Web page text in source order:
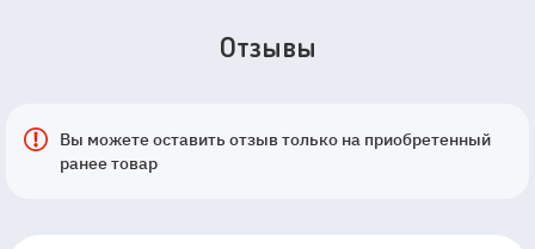
Отзывы
Вы можете оставить отзыв только на приобретенный
ранее товар